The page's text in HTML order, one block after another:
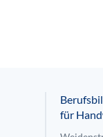
für